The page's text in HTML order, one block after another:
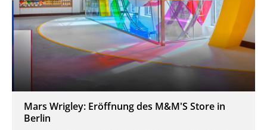
Mars Wrigley: Eröffnung des M&M'S Store in
Berlin